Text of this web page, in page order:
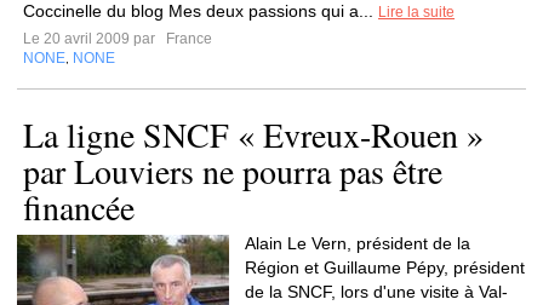
Coccinelle du blog Mes deux passions qui a...
Lire la suite
Le 20 avril 2009 par
France
NONE NONE
La ligne SNCF « Evreux-Rouen »
par Louviers ne pourra pas être
financée
Alain Le Vern, président de la
Région et Guillaume Pépy, président
de la SNCF, lors d'une visite à Val-